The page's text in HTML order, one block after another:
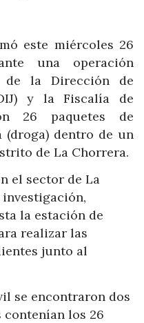
este miércoles 26
una operación
de la Dirección de
y la Fiscalía de
26 paquetes de
dentro de un
de La Chorrera.
el sector de La
la estación de
realizar las
junto al
se encontraron dos
contenían los 26